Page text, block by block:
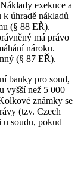
exekuce a
úhradě nákladů
(§ 88 EŘ).
má právo
nároku.
(§ 87 EŘ).
banky pro soud,
vyšší než 5 000
známky se
(tzv. Czech
soudu, pokud